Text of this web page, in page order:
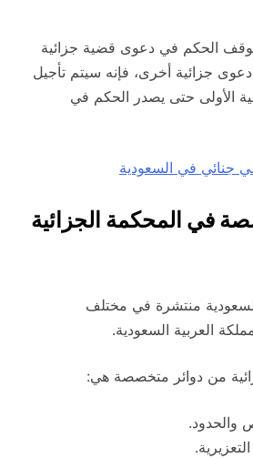
توقف الحكم في دعوى قضية جزائية
جزائية أخرى، فإنه سيتم تأجيل
الأولى حتى يصدر الحكم في
جنائي في السعودية
في المحكمة الجزائية
منتشرة في مختلف
العربية السعودية.
من دوائر متخصصة هي:
والحدود.